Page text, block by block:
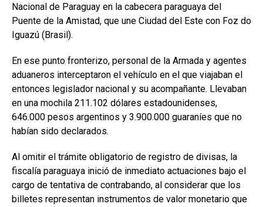
Nacional de Paraguay en la cabecera paraguaya del
Puente de la Amistad, que une Ciudad del Este con Foz do
Iguazú (Brasil).
En ese punto fronterizo, personal de la Armada y agentes
aduaneros interceptaron el vehículo en el que viajaban el
entonces legislador nacional y su acompañante. Llevaban
en una mochila 211.102 dólares estadounidenses,
646.000 pesos argentinos y 3.900.000 guaraníes que no
habían sido declarados.
Al omitir el trámite obligatorio de registro de divisas, la
fiscalía paraguaya inició de inmediato actuaciones bajo el
cargo de tentativa de contrabando, al considerar que los
billetes representan instrumentos de valor monetario que